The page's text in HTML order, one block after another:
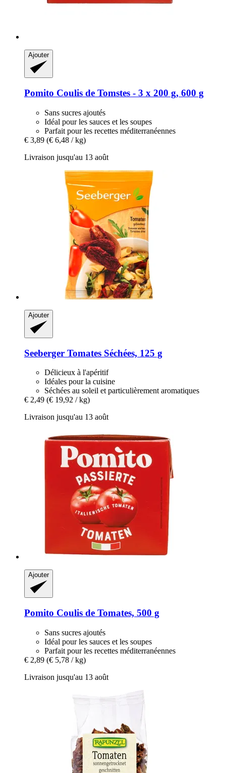
Ajouter
Pomito Coulis de Tomstes -​ 3 x 200 g, 600 g
Sans sucres ajoutés
Idéal pour les sauces et les soupes
Parfait pour les recettes méditerranéennes
€ 3,89 (€ 6,48 / kg)
Livraison jusqu'au 13 août
Ajouter
Seeberger Tomates Séchées, 125 g
Délicieux à l'apéritif
Idéales pour la cuisine
Séchées au soleil et particulièrement aromatiques
€ 2,49 (€ 19,92 / kg)
Livraison jusqu'au 13 août
Ajouter
Pomito Coulis de Tomates, 500 g
Sans sucres ajoutés
Idéal pour les sauces et les soupes
Parfait pour les recettes méditerranéennes
€ 2,89 (€ 5,78 / kg)
Livraison jusqu'au 13 août